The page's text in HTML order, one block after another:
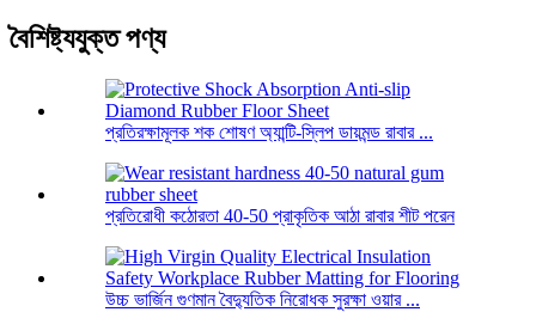
বৈশিষ্ট্যযুক্ত পণ্য
প্রতিরক্ষামূলক শক শোষণ অ্যান্টি-স্লিপ ডায়মন্ড রাবার ...
প্রতিরোধী কঠোরতা 40-50 প্রাকৃতিক আঠা রাবার শীট পরেন
উচ্চ ভার্জিন গুণমান বৈদ্যুতিক নিরোধক সুরক্ষা ওয়ার ...